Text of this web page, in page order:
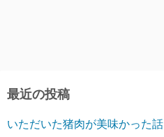
最近の投稿
いただいた猪肉が美味かった話